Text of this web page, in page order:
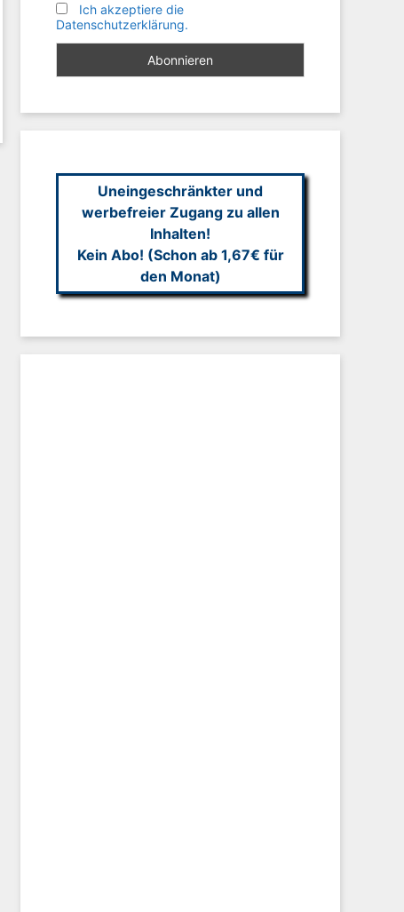
Ich akzeptiere die
Datenschutzerklärung.
Uneingeschränkter und
werbefreier Zugang zu allen
Inhalten!
Kein Abo! (Schon ab 1,67€ für
den Monat)